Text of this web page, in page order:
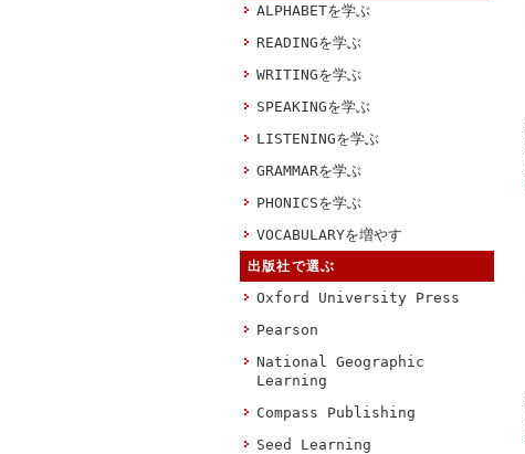
ALPHABETを学ぶ
READINGを学ぶ
WRITINGを学ぶ
SPEAKINGを学ぶ
LISTENINGを学ぶ
GRAMMARを学ぶ
PHONICSを学ぶ
VOCABULARYを増やす
出版社で選ぶ
Oxford University Press
Pearson
National Geographic
Learning
Compass Publishing
Seed Learning